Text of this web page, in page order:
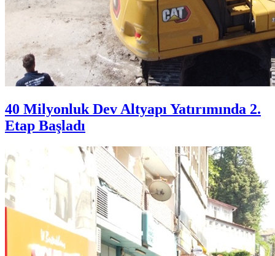
40 Milyonluk Dev Altyapı Yatırımında 2.
Etap Başladı